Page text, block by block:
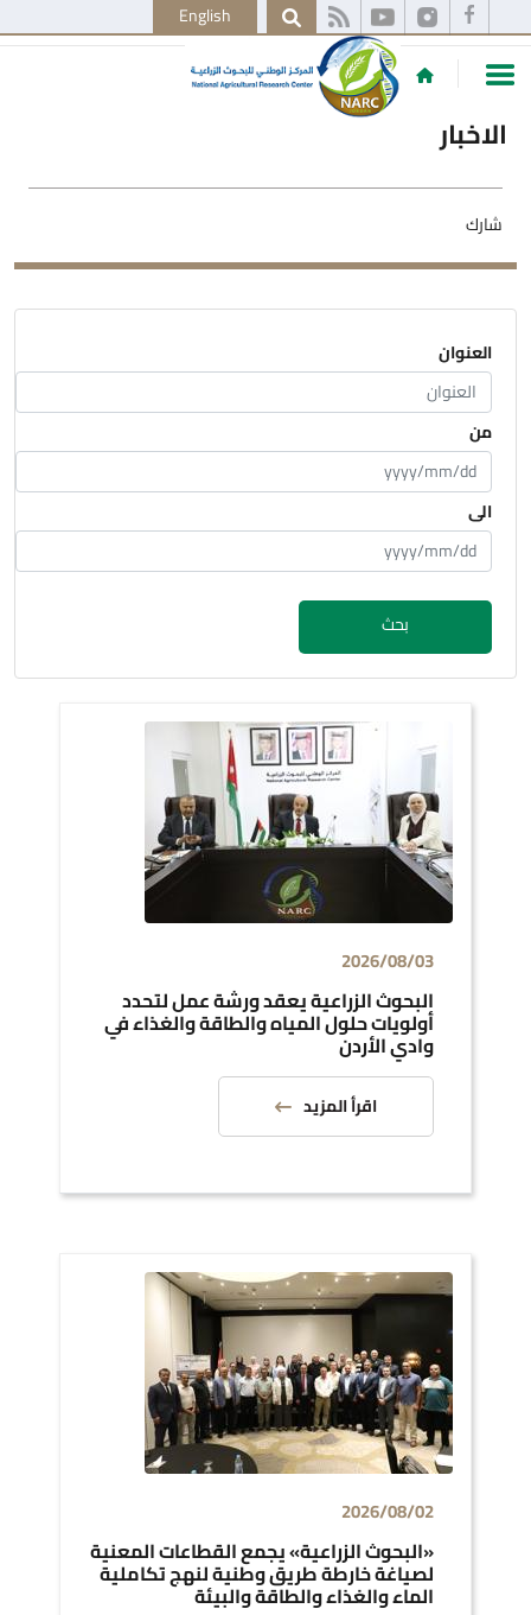
English
الاخبار
شارك
العنوان
من
الى
بحث
2026/08/03
البحوث الزراعية يعقد ورشة عمل لتحدد
أولويات حلول المياه والطاقة والغذاء في
وادي الأردن
اقرأ المزيد
2026/08/02
«البحوث الزراعية» يجمع القطاعات المعنية
لصياغة خارطة طريق وطنية لنهج تكاملية
الماء والغذاء والطاقة والبيئة